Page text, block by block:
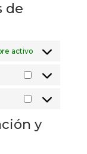
de
activo
Estadísticas
Marketing
y